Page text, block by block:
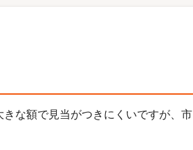
な額で見当がつきにくいですが、市